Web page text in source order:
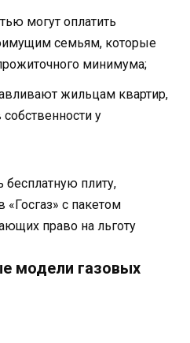
могут оплатить
семьям, которые
минимума;
жильцам квартир,
у
бесплатную плиту,
«Госгаз» с пакетом
право на льготу
модели газовых